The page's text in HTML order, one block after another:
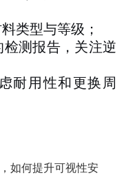
类型与等级 ；
检测报告，关注逆
耐用性和更换周
如何提升可视性安